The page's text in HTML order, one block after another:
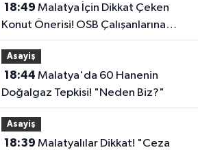
18:49
Konut Önerisi! OSB Çalışanlarına
Faizsiz Ev Çağrısı..
Asayiş
18:44
Doğalgaz Tepkisi! "Neden Biz?"
Asayiş
18:39